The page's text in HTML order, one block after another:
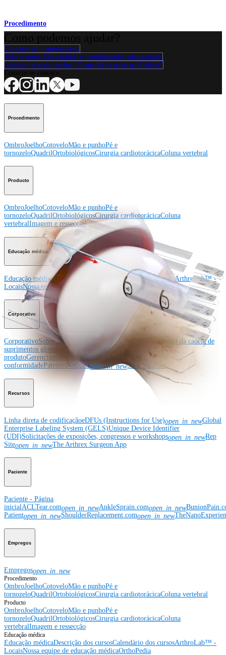
Procedimento
Contacte um representante
Veja eventos, laboratórios e oportunidades educacionais
Inscreva-se para receber: O que há de novo na Arthrex?
Procedimento
OmbroJoelhoCotoveloMão e punhoPé e
tornozeloQuadrilOrtobiológicosCirurgia cardiotorácicaColuna vertebral
Producto
OmbroJoelhoCotoveloMão e punhoPé e
tornozeloQuadrilOrtobiológicosCirurgia cardiotorácicaColuna
vertebralImagem e ressecção
Educação médica
Educação médicaDescrição dos cursos Calendário dos cursosArthroLab™ -
LocaisNossa equipe de educação médica OrthoPedia
Corporativo
CorporativoSobre a Arthrex Eventos comunitários
Divulgação da cadeia de
suprimentos global
Locais Bolsas e doações
produtoGerenciamento de risco e
conformidadePatentesNotíciasopen_in_newSBA Support
Recursos
Linha direta de codificaçãoeDFUs (Instructions for Use)open_in_newGlobal
Enterprise Labeling System (GELS)Unique Device Identifier
(UDI)Solicitações de exposições, congressos e workshopsopen_in_newRep
Siteopen_in_newThe Arthrex Surgeon App
Paciente
Paciente - Página
inicialACLTear.comopen_in_newAnkleSprain.comopen_in_new
Patientopen_in_newShoulderReplacement.comopen_in_new
Empregos
Empregosopen_in_new
Procedimento
OmbroJoelhoCotoveloMão e punhoPé e
tornozeloQuadrilOrtobiológicosCirurgia cardiotorácicaColuna vertebral
Producto
OmbroJoelhoCotoveloMão e punhoPé e
tornozeloQuadrilOrtobiológicosCirurgia cardiotorácicaColuna
vertebralImagem e ressecção
Educação médica
Educação médicaDescrição dos cursosCalendário dos cursosArthroLab™ -
LocaisNossa equipe de educação médicaOrthoPedia